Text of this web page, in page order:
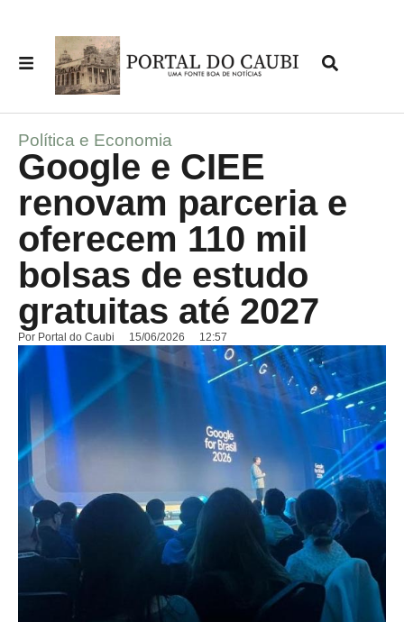
Política e Economia
Google e CIEE
renovam parceria e
oferecem 110 mil
bolsas de estudo
gratuitas até 2027
Por Portal do Caubi 15/06/2026 12:57